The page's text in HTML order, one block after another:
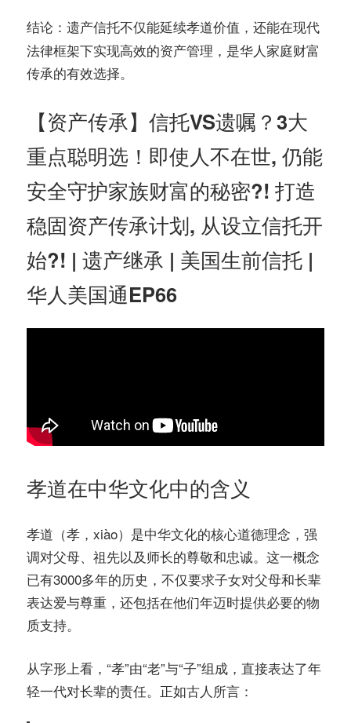
结论 ：遗产信托不仅能延续孝道价值，还能在现代
法律框架下实现高效的资产管理，是华人家庭财富
传承的有效选择。
【资产传承】信托VS遗嘱？3大
重点聪明选！即使人不在世, 仍能
安全守护家族财富的秘密?! 打造
稳固资产传承计划, 从设立信托开
始?! | 遗产继承 | 美国生前信托 |
华人美国通EP66
孝道在中华文化中的含义
孝道（孝，xiào）是中华文化的核心道德理念，强
调对父母、祖先以及师长的尊敬和忠诚。这一概念
已有3000多年的历史，不仅要求子女对父母和长辈
表达爱与尊重，还包括在他们年迈时提供必要的物
质支持。
从字形上看，“孝”由“老”与“子”组成，直接表达了年
轻一代对长辈的责任。正如古人所言：